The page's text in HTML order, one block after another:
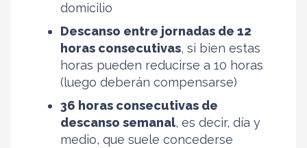
domicilio
Descanso entre jornadas de 12
horas consecutivas, si bien estas
horas pueden reducirse a 10 horas
(luego deberán compensarse)
36 horas consecutivas de
descanso semanal, es decir, día y
medio, que suele concederse